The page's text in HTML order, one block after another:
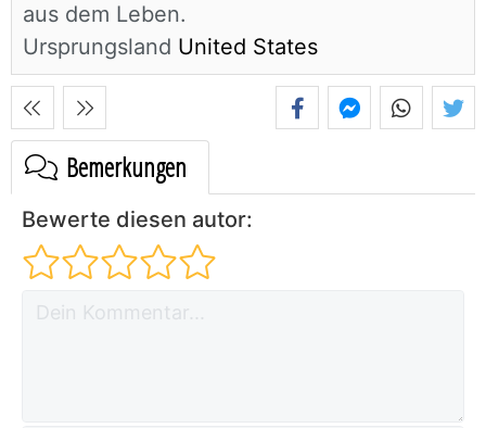
aus dem Leben.
Ursprungsland United States
Bemerkungen
Bewerte diesen autor: